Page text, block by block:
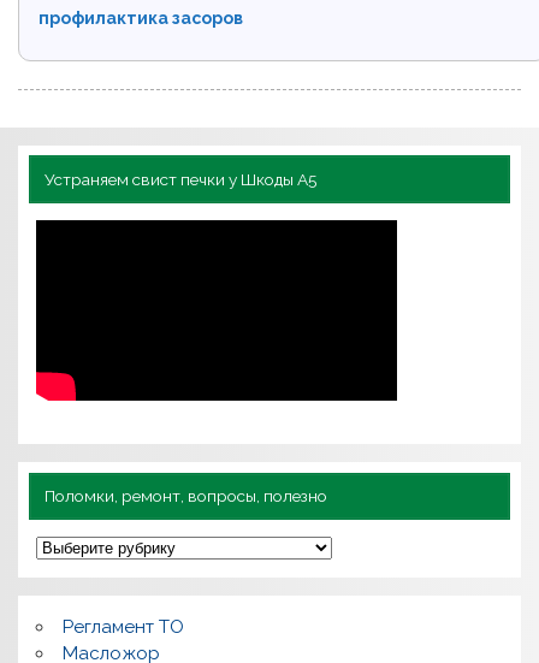
профилактика засоров
Устраняем свист печки у Шкоды А5
Поломки, ремонт, вопросы, полезно
П
о
л
о
к
и
Регламент ТО
Масложор